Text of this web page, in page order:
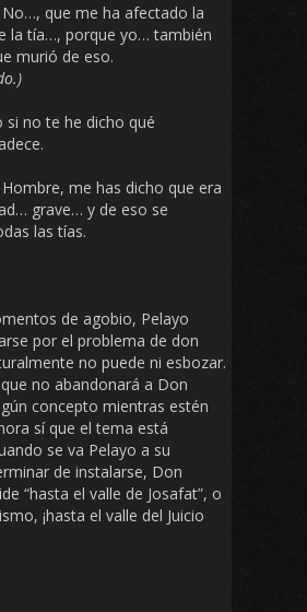
No…, que me ha afectado la
la tía…, porque yo… también
murió de eso.
si no te he dicho qué
Hombre, me has dicho que era
grave… y de eso se
las tías.
de agobio, Pelayo
por el problema de don
no puede ni esbozar.
no abandonará a Don
concepto mientras estén
sí que el tema está
se va Pelayo a su
de instalarse, Don
“hasta el valle de Josafat”, o
¡hasta el valle del Juicio